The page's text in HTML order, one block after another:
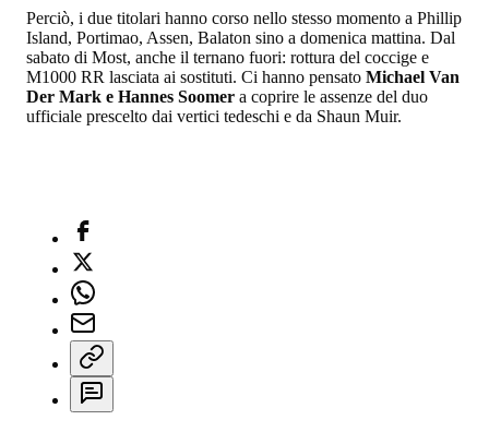
Perciò, i due titolari hanno corso nello stesso momento a Phillip
Island, Portimao, Assen, Balaton sino a domenica mattina. Dal
sabato di Most, anche il ternano fuori: rottura del coccige e
M1000 RR lasciata ai sostituti. Ci hanno pensato Michael Van
Der Mark e Hannes Soomer a coprire le assenze del duo
ufficiale prescelto dai vertici tedeschi e da Shaun Muir.